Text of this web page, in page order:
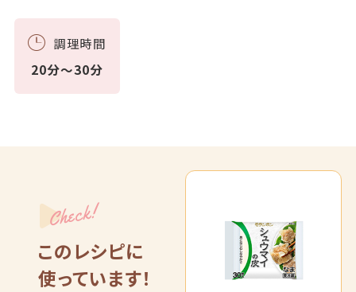
調理時間
20分～30分
Check!
このレシピに
使っています！